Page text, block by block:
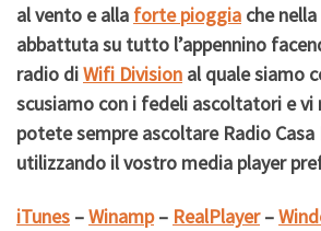
al vento e alla forte pioggia che
abbattuta su tutto l’appennino
radio diWifi Division al quale siamo
scusiamo con i fedeli ascoltatori e vi
potete sempre ascoltare Radio
utilizzando il vostro media player
iTunes –Winamp– RealPlayer–